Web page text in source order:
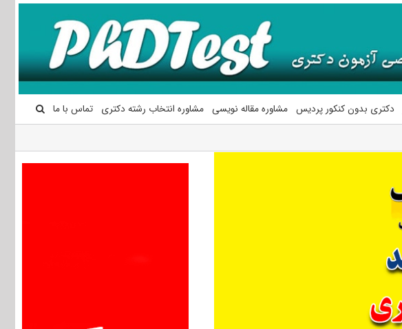
دکتری بدون کنکور پردیس مشاوره مقاله نویسی مشاوره انتخاب رشته دکتری تماس با ما